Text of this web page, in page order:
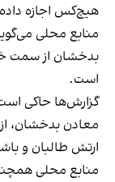
هیچ‌کس اجازه
منابع محلی
بدخشان از سمت
است.
گزارش‌ها حاکی
معادن بدخشان،
ارتش طالبان و
منابع محلی